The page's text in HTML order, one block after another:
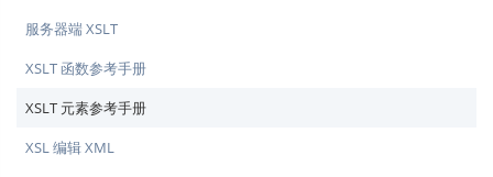
服务器端 XSLT
XSLT 函数参考手册
XSLT 元素参考手册
XSL 编辑 XML